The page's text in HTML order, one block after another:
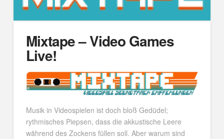
Mixtape – Video Games
Live!
Musik in Videospielen ist doch bloß Gedüdel;
rythmisches Piepsen, dass die akkustische Leere
während des Zockens füllen soll. Aber warum sind